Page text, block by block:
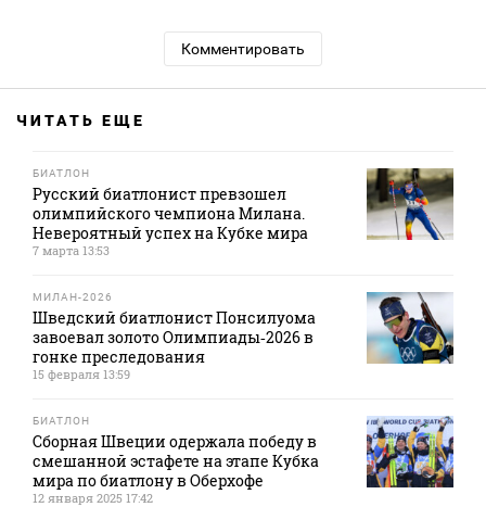
Комментировать
ЧИТАТЬ ЕЩЕ
БИАТЛОН
Русский биатлонист превзошел
олимпийского чемпиона Милана.
Невероятный успех на Кубке мира
7 марта 13:53
МИЛАН-2026
Шведский биатлонист Понсилуома
завоевал золото Олимпиады‑2026 в
гонке преследования
15 февраля 13:59
БИАТЛОН
Сборная Швеции одержала победу в
смешанной эстафете на этапе Кубка
мира по биатлону в Оберхофе
12 января 2025 17:42